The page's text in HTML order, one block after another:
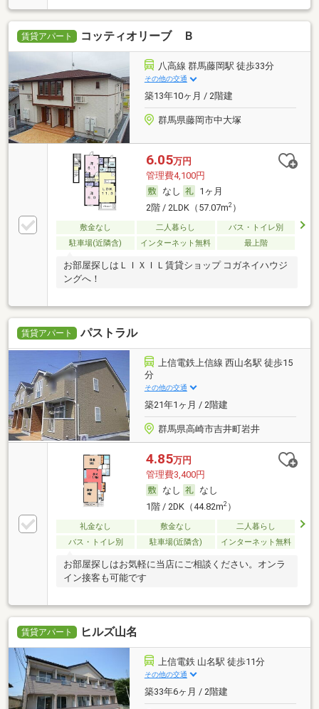
賃貸アパート コッティオリーブ Ｂ
八高線 群馬藤岡駅 徒歩33分
その他の交通
築13年10ヶ月 / 2階建
群馬県藤岡市中大塚
6.05万円
管理費4,100円
なし
1ヶ月
2階 / 2LDK（57.07m2）
敷金なし 二人暮らし
バス・トイレ別
駐車場(近隣含)
インターネット無料 最上階
お部屋探しはＬＩＸＩＬ賃貸ショップ コガネイハウジ
ングへ！
賃貸アパート パストラル
上信電鉄上信線 西山名駅 徒歩15
分
その他の交通
築21年1ヶ月 / 2階建
群馬県高崎市吉井町岩井
4.85万円
管理費3,400円
なし
なし
1階 / 2DK（44.82m2）
礼金なし 敷金なし
二人暮らし
バス・トイレ別
駐車場(近隣含) インターネット無料
お部屋探しはお気軽に当店にご相談ください。オンラ
イン接客も可能です
賃貸アパート ヒルズ山名
上信電鉄 山名駅 徒歩11分
その他の交通
築33年6ヶ月 / 2階建